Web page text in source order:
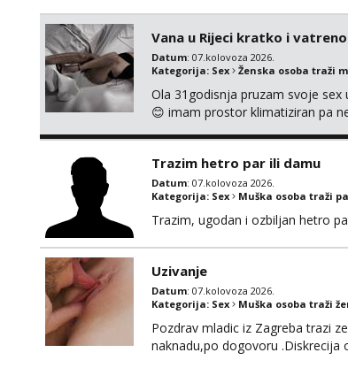
Vana u Rijeci kratko i
Datum: 07.kolovoza 2026.
Kategorija: Sex Ženska osoba traži
Ola 31godisnja pruzam svoje
😊 imam prostor klimatiziran pa
Trazim hetro par ili damu
Datum: 07.kolovoza 2026.
Kategorija: Sex Muška osoba traži
Trazim, ugodan i ozbiljan hetro
Uzivanje
Datum: 07.kolovoza 2026.
Kategorija: Sex Muška osoba traži
Pozdrav mladic iz Zagreba trazi
naknadu,po dogovoru .Diskrecija